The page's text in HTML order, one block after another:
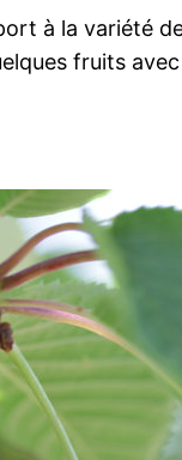
à la variété
fruits